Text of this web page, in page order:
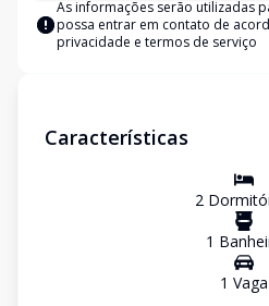
As informações serão utilizadas
possa entrar em contato de
privacidade e termos de serviço
Características
2
1
1 Vaga